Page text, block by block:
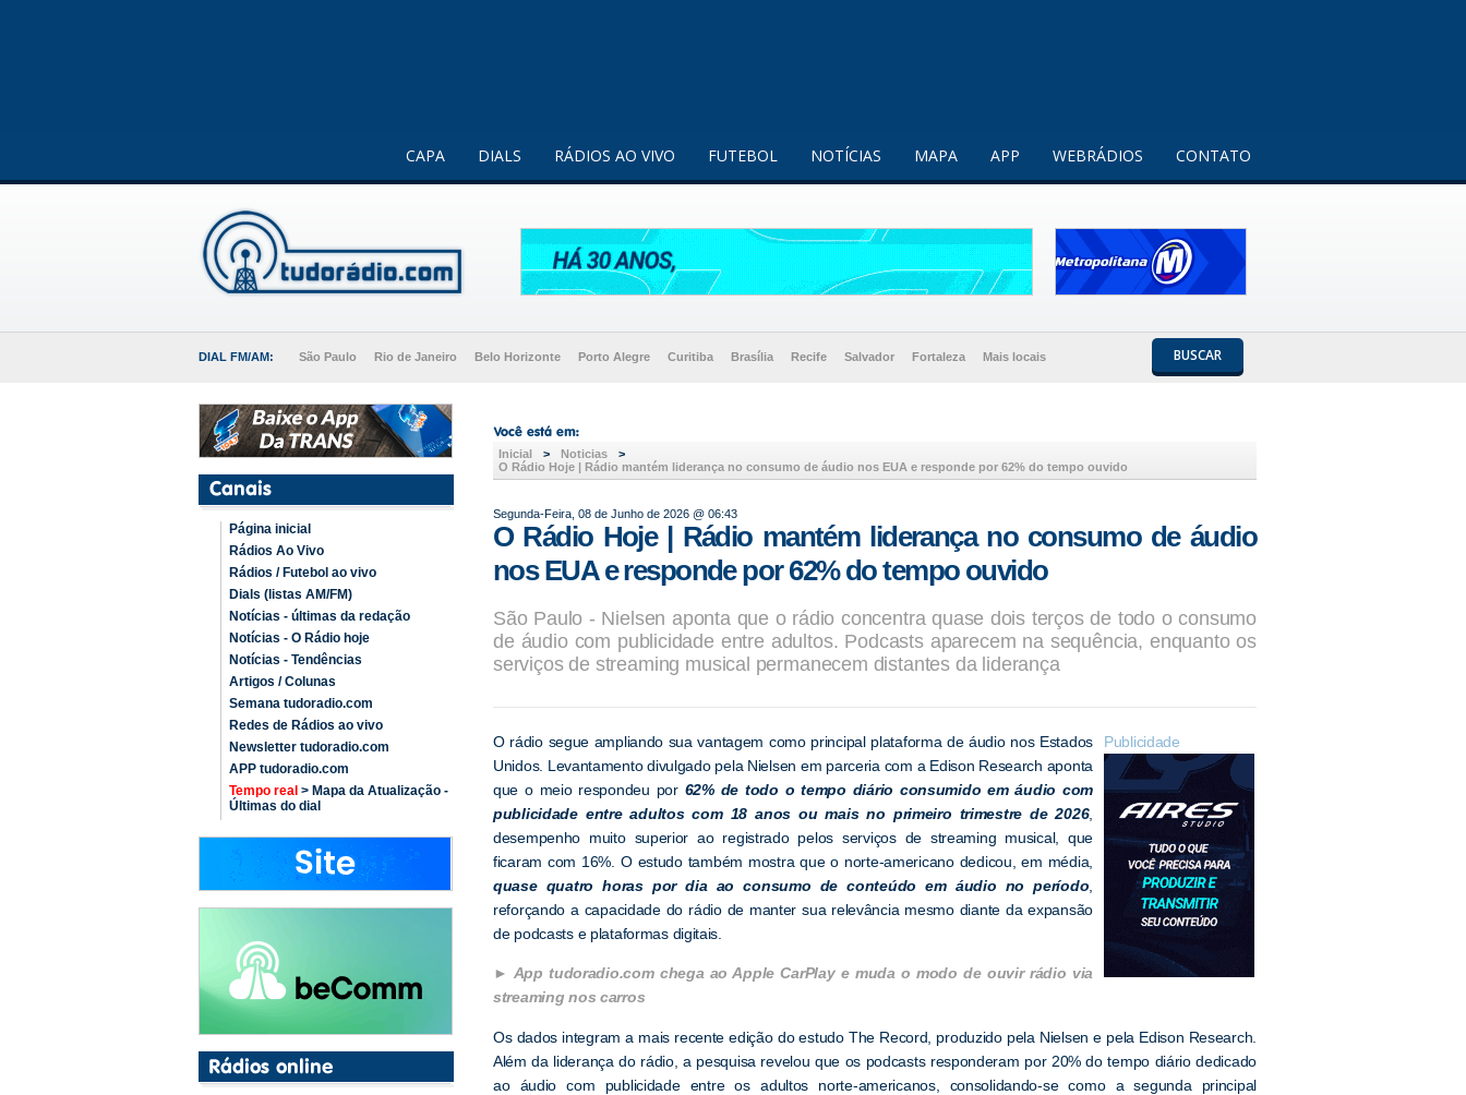
CAPA DIALS RÁDIOS AO VIVO FUTEBOL NOTÍCIAS MAPA APP WEBRÁDIOS CONTATO
DIAL FM/AM: São Paulo Rio de Janeiro Belo Horizonte Porto Alegre Curitiba Brasília Recife Salvador Fortaleza Mais locais BUSCAR
Página inicial
Rádios Ao Vivo
Rádios / Futebol ao vivo
Dials (listas AM/FM)
Notícias - últimas da redação
Notícias - O Rádio hoje
Notícias - Tendências
Artigos / Colunas
Semana tudoradio.com
Redes de Rádios ao vivo
Newsletter tudoradio.com
APP tudoradio.com
Tempo real > Mapa da Atualização -
Últimas do dial
Inicial > Noticias
>
O Rádio Hoje | Rádio mantém liderança no consumo de áudio nos EUA e responde por 62% do tempo ouvido
Segunda-Feira, 08 de Junho de 2026 @ 06:43
O Rádio Hoje | Rádio mantém liderança no consumo de áudio
nos EUA e responde por 62% do tempo ouvido
São Paulo - Nielsen aponta que o rádio concentra quase dois terços de todo o consumo
de áudio com publicidade entre adultos. Podcasts aparecem na sequência, enquanto os
serviços de streaming musical permanecem distantes da liderança
Publicidade
O rádio segue ampliando sua vantagem como principal plataforma de áudio nos Estados
Unidos. Levantamento divulgado pela Nielsen em parceria com a Edison Research aponta
que o meio respondeu por 62% de todo o tempo diário consumido em áudio com
publicidade entre adultos com 18 anos ou mais no primeiro trimestre de 2026,
desempenho muito superior ao registrado pelos serviços de streaming musical, que
ficaram com 16%. O estudo também mostra que o norte-americano dedicou, em média,
quase quatro horas por dia ao consumo de conteúdo em áudio no período
reforçando a capacidade do rádio de manter sua relevância mesmo diante da expansão
de podcasts e plataformas digitais.
App tudoradio.com chega ao Apple CarPlay e muda o modo de ouvir rádio via
streaming nos carros
Os dados integram a mais recente edição do estudo The Record, produzido pela Nielsen e pela Edison Research.
Além da liderança do rádio, a pesquisa revelou que os podcasts responderam por 20% do tempo diário dedicado
ao áudio com publicidade entre os adultos norte-americanos, consolidando-se como a segunda principal